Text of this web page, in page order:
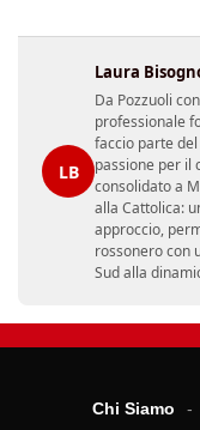
LB
Laura
Da Pozzuoli
professionale
faccio parte
passione per il
consolidato a
alla Cattolica:
approccio,
rossonero con
Sud alla
Chi Siamo